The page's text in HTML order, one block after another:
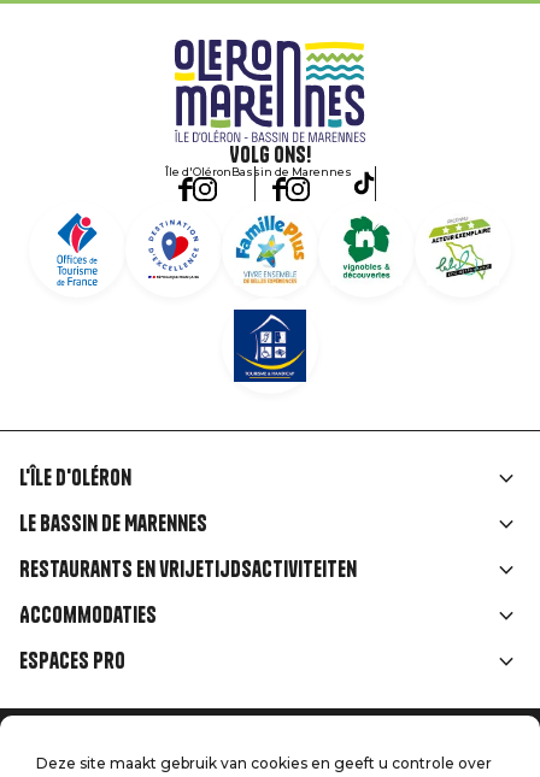
Volg ons!
Île d'OléronBassin de Marennes
Liens
rubriques
L'île d'Oléron
Le Bassin de Marennes
Restaurants en vrijetijdsactiviteiten
Accommodaties
Espaces Pro
Menu
Juridische informatie
Deze site maakt gebruik van cookies en geeft u controle over